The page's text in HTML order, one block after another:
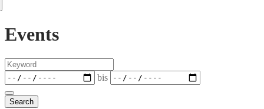
Events
Keyword
Datum
bis
Search